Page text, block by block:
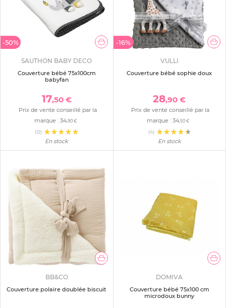
-50%
SAUTHON BABY DECO
Couverture bébé 75x100cm
babyfan
17,50 €
Prix de vente conseillé par la
marque : 34,90 €
(12)
En stock
-16%
VULLI
Couverture bébé sophie doux
28,90 €
Prix de vente conseillé par la
marque :34 ,50 €
(4)
En stock
BB&CO
Couverture polaire doublée biscuit
DOMIVA
Couverture bébé 75x100 cm
microdoux bunny